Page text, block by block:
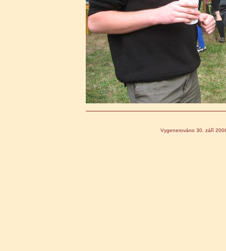
Vygenerováno 30. září